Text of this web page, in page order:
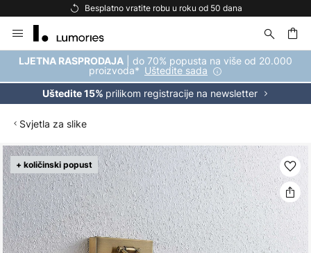
Besplatno vratite robu u roku od 50 dana
to
Content
LJETNA RASPRODAJA | do 70% popusta na više od 20.000
proizvoda* Uštedite sada
Uštedite 15% prilikom registracije na newsletter
Svjetla za slike
+ količinski popust
Skip
to
the
end
of
the